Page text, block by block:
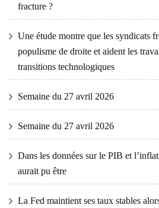
fracture ?
Une étude montre que les syndicats
populisme de droite et aident les
transitions technologiques
Semaine du 27 avril 2026
Semaine du 27 avril 2026
Dans les données sur le PIB et
aurait pu être
La Fed maintient ses taux stables